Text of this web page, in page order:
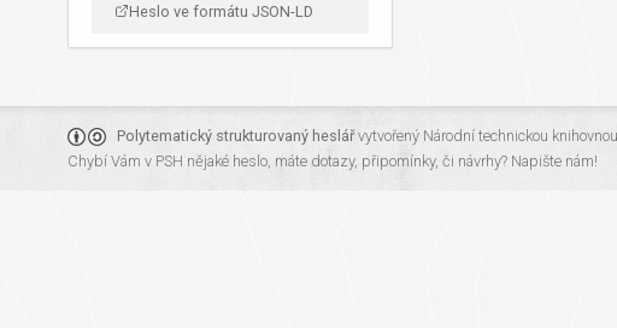
Heslo ve formátu JSON-LD
Polytematický strukturovaný heslářvytvořený Národní technickou knihovnou
Chybí Vám v PSH nějaké heslo, máte dotazy, připomínky, či návrhy? Napište nám!